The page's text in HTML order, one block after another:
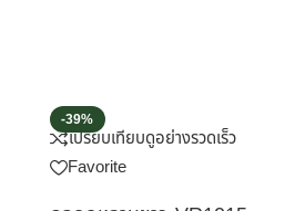
-39%
เปรียบเทียบดูอย่างรวดเร็ว
Favorite